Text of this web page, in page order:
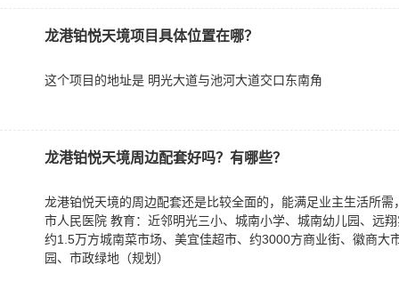
龙港铂悦天境项目具体位置在哪？
这个项目的地址是 明光大道与池河大道交口东南角
龙港铂悦天境周边配套好吗？有哪些？
龙港铂悦天境的周边配套还是比较全面的，能满足业主生活所
市人民医院 教育：近邻明光三小、城南小学、城南幼儿园、远
约1.5万方城南菜市场、美宜佳超市、约3000方商业街、徽商大
园、市政绿地（规划）